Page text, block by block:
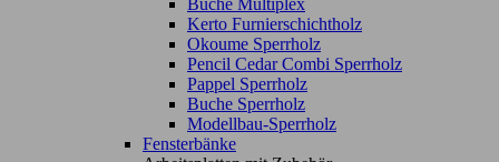
Buche Multiplex
Kerto Furnierschichtholz
Okoume Sperrholz
Pencil Cedar Combi Sperrholz
Pappel Sperrholz
Buche Sperrholz
Modellbau-Sperrholz
Fensterbänke